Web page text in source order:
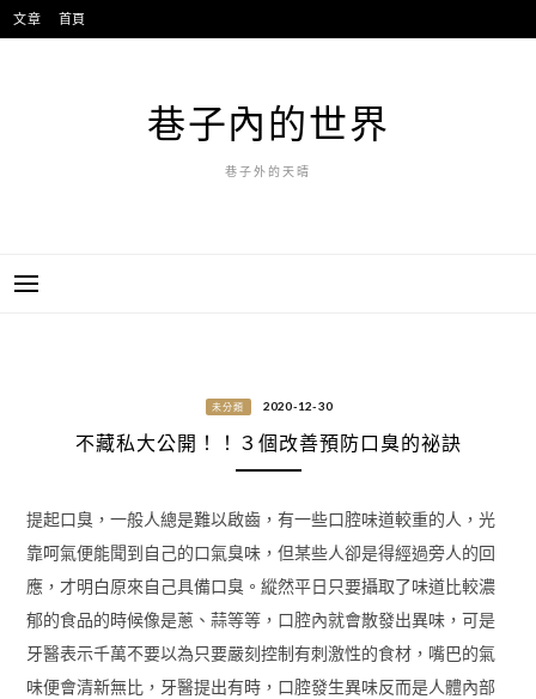
跳
至
文章 首頁
巷子內的世界
巷子外的天晴
未分類 2020-12-30
不藏私大公開！！３個改善預防口臭的祕訣
提起口臭，一般人總是難以啟齒，有一些口腔味道較重的人，光
靠呵氣便能聞到自己的口氣臭味，但某些人卻是得經過旁人的回
應，才明白原來自己具備口臭。縱然平日只要攝取了味道比較濃
郁的食品的時候像是蔥、蒜等等，口腔內就會散發出異味，可是
牙醫表示千萬不要以為只要嚴刻控制有刺激性的食材，嘴巴的氣
味便會清新無比，牙醫提出有時，口腔發生異味反而是人體內部